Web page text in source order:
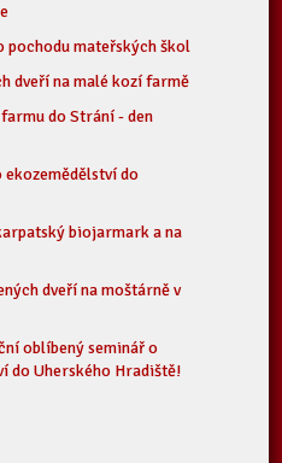
pochodu mateřských škol
dveří na malé kozí farmě
do Strání - den
do
biojarmark a na
dveří na moštárně v
oblíbený seminář o
do Uherského Hradiště!